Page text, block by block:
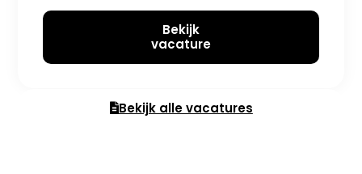
Bekijk
vacature
Bekijk alle vacatures